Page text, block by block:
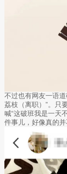
不过也有网友一语
荔枝（离职）”。只
喊“这破班我是一天
件事儿，好像真的